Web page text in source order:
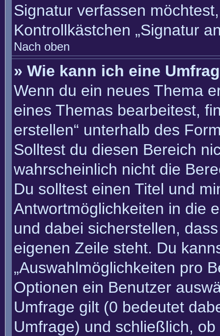
Signatur verfassen
Kontrollkästchen „Signatur
Nach oben
» Wie kann ich eine
Wenn du ein neues Thema
eines Themas bearbeitest,
erstellen“ unterhalb des
Solltest du diesen Bereich
wahrscheinlich nicht die
Du solltest einen Titel und
Antwortmöglichkeiten in die
und dabei sicherstellen,
eigenen Zeile steht. Du
„Auswahlmöglichkeiten pro
Optionen ein Benutzer
Umfrage gilt (0 bedeutet
Umfrage) und schließlich,